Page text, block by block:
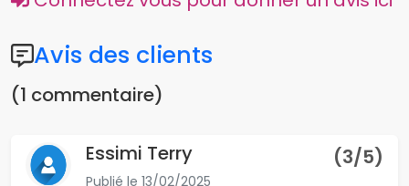
Avis des clients
(1 commentaire)
Essimi Terry
Publié le 13/02/2025
(3/5)